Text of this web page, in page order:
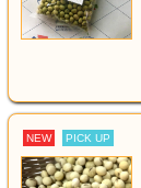
NEW PICK UP